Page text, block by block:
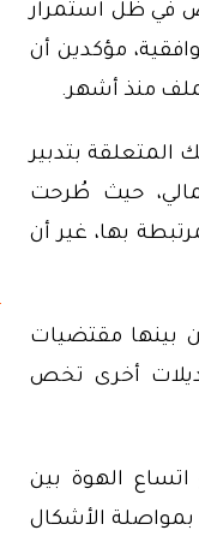
في ظل استمرار
مؤكدين أن
منذ أشهر.
بتدبير
حيث طُرحت
بها، غير أن
بينها مقتضيات
أخرى تخص
الهوة بين
بمواصلة الأشكال